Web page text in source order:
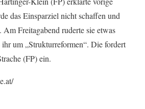
das Einsparziel nicht schaffen und
Freitagabend ruderte sie etwas
um „Strukturreformen“. Die fordert
(FP) ein.